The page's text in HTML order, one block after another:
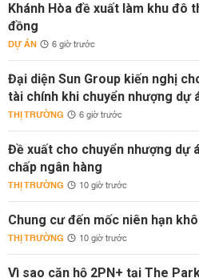
Khánh Hòa đề xuất làm khu đô
đồng
DỰ ÁN 6 giờ trước
Đại diện Sun Group kiến nghị
tài chính khi chuyển nhượng dự
THỊ TRƯỜNG 6 giờ trước
Đề xuất cho chuyển nhượng dự
chấp ngân hàng
THỊ TRƯỜNG 10 giờ trước
Chung cư đến mốc niên hạn
THỊ TRƯỜNG 10 giờ trước
Vì sao căn hộ 2PN+ tại The